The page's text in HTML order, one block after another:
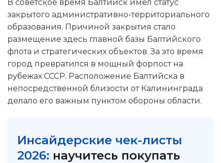
В советское время Балтийск имел статус
закрытого административно-территориального
образования. Причиной закрытия стало
размещение здесь главной базы Балтийского
флота и стратегических объектов. За это время
город превратился в мощный форпост на
рубежах СССР. Расположение Балтийска в
непосредственной близости от Калининграда
делало его важным пунктом обороны области.
Инсайдерские чек-листы
2026: научитесь покупать